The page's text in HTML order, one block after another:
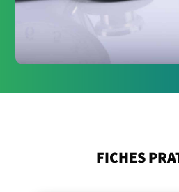
FICHES